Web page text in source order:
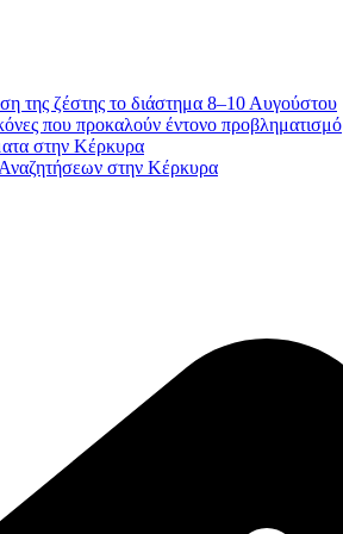
της ζέστης το διάστημα 8–10 Αυγούστου
που προκαλούν έντονο προβληματισμό
στην Κέρκυρα
στην Κέρκυρα